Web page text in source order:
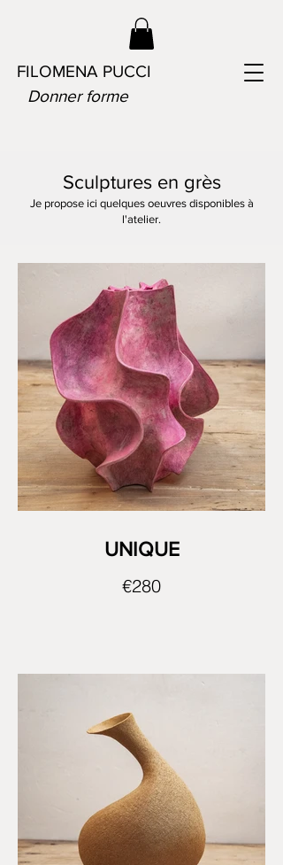
FILOMENA PUCCI
Donner forme
Sculptures en grès
Je propose ici quelques oeuvres disponibles à
l'atelier.
UNIQUE
€280